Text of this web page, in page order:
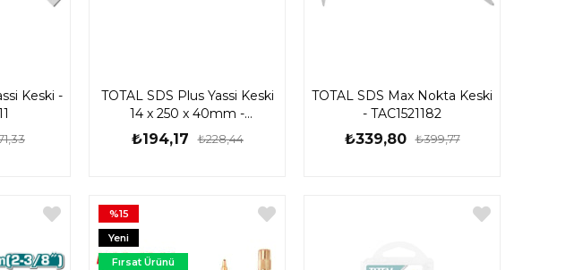
Keski -
TOTAL SDS Plus Yassi Keski
14 x 250 x 40mm -
TAC15121412
₺194,17 ₺228,44
TOTAL SDS Max Nokta Keski
- TAC1521182
₺339,80 ₺399,77
%15
Yeni
Ürün
Fırsat Ürünü